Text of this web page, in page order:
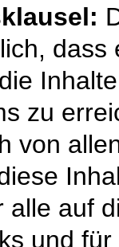
zu
von
alle auf
und